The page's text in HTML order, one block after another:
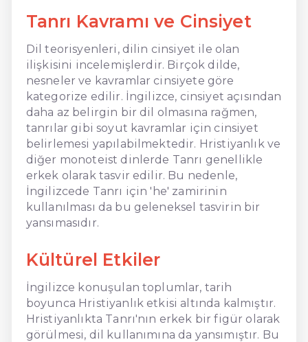
Tanrı Kavramı ve Cinsiyet
Dil teorisyenleri, dilin cinsiyet ile olan
ilişkisini incelemişlerdir. Birçok dilde,
nesneler ve kavramlar cinsiyete göre
kategorize edilir. İngilizce, cinsiyet açısından
daha az belirgin bir dil olmasına rağmen,
tanrılar gibi soyut kavramlar için cinsiyet
belirlemesi yapılabilmektedir. Hristiyanlık ve
diğer monoteist dinlerde Tanrı genellikle
erkek olarak tasvir edilir. Bu nedenle,
İngilizcede Tanrı için 'he' zamirinin
kullanılması da bu geleneksel tasvirin bir
yansımasıdır.
Kültürel Etkiler
İngilizce konuşulan toplumlar, tarih
boyunca Hristiyanlık etkisi altında kalmıştır.
Hristiyanlıkta Tanrı'nın erkek bir figür olarak
görülmesi, dil kullanımına da yansımıştır. Bu